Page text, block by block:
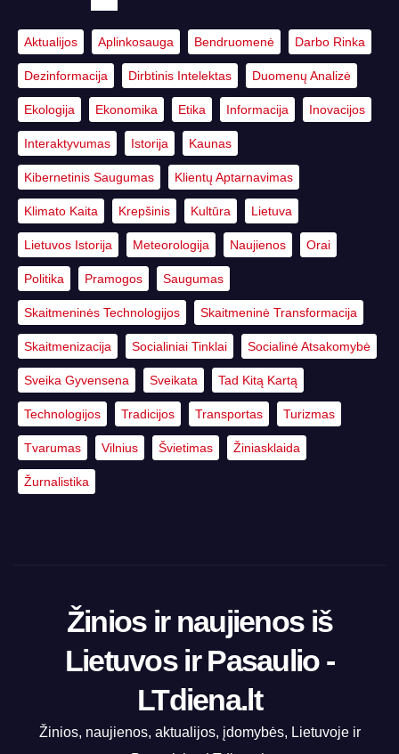
Aktualijos Aplinkosauga Bendruomenė Darbo Rinka
Dezinformacija Dirbtinis Intelektas Duomenų Analizė
Ekologija Ekonomika Etika Informacija Inovacijos
Interaktyvumas Istorija Kaunas
Kibernetinis Saugumas Klientų Aptarnavimas
Klimato Kaita Krepšinis Kultūra Lietuva
Lietuvos Istorija Meteorologija Naujienos Orai
Politika Pramogos Saugumas
Skaitmeninės Technologijos Skaitmeninė Transformacija
Skaitmenizacija Socialiniai Tinklai Socialinė Atsakomybė
Sveika Gyvensena Sveikata Tad Kitą Kartą
Technologijos Tradicijos Transportas Turizmas
Tvarumas Vilnius Švietimas Žiniasklaida
Žurnalistika
Žinios ir naujienos iš
Lietuvos ir Pasaulio -
LTdiena.lt
Žinios, naujienos, aktualijos, įdomybės, Lietuvoje ir